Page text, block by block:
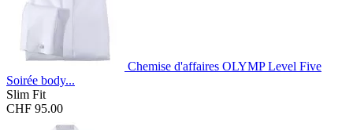
Chemise d'affaires OLYMP Level Five
Soirée body...
Slim Fit
CHF 95.00